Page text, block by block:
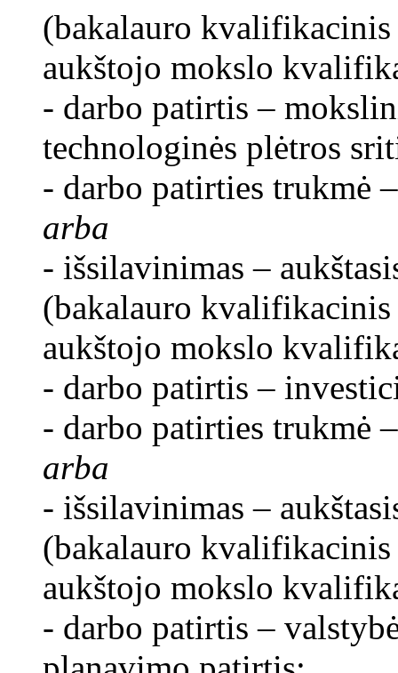
(bakalauro
aukštojo mokslo
- darbo patirtis –
technologinės plėtros
- darbo patirties trukmė
arba
- išsilavinimas –
(bakalauro
aukštojo mokslo
- darbo patirtis –
- darbo patirties trukmė
arba
- išsilavinimas –
(bakalauro
aukštojo mokslo
- darbo patirtis –